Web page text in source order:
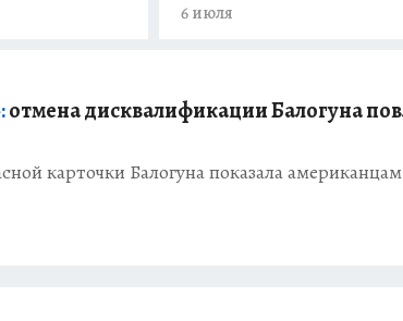
6 июля
отмена дисквалификации Балогуна
карточки Балогуна показала